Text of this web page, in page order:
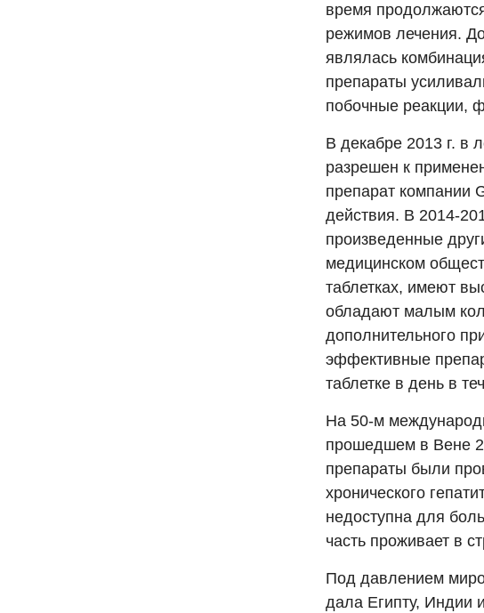
время
режимов лечения.
являлась
препараты
побочные реакции,
В декабре 2013 г. в
разрешен к
препарат компании
действия. В 2014-
произведенные
медицинском
таблетках, имеют
обладают малым
дополнительного
эффективные
таблетке в день в
На 50-м
прошедшем в Вене
препараты были
хронического
недоступна для
часть проживает в
Под давлением
дала Египту, Индии